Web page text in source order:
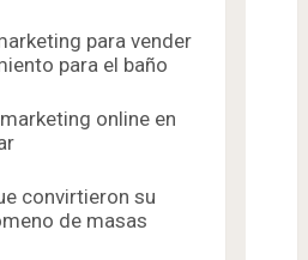
para vender
para el baño
online en
convirtieron su
de masas